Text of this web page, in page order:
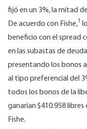
fijó en un 3%, la mitad
De acuerdo con Fishe,1
beneficio con el spread
en las subastas de
presentando los bonos
al tipo preferencial del
todos los bonos de la
ganarían $410.958
Fishe.